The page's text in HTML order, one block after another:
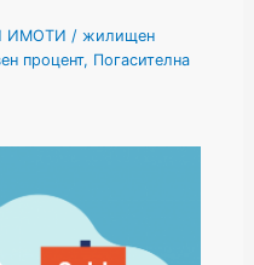
ИМОТИ / жилищен
процент, Погасителна